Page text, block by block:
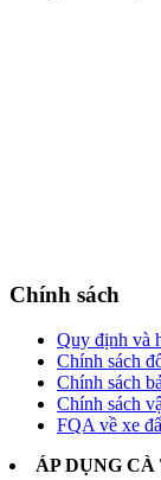
Chính sách
Quy định và
Chính sách
Chính sách
Chính sách
FQA về xe
ÁP DỤNG